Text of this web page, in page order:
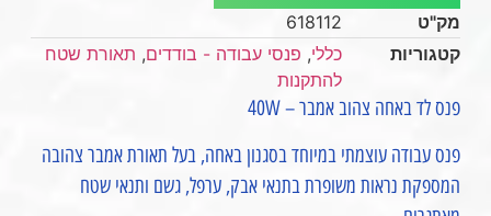
מק"ט
618112
קטגוריות
כללי, פנסי עבודה - בודדים, תאורת שטח
להתקנות
פנס לד באחה צהוב אמבר – 40W
פנס עבודה עוצמתי במיוחד בסגנון באחה, בעל תאורת אמבר צהובה
המספקת נראות משופרת בתנאי אבק, ערפל, גשם ותנאי שטח